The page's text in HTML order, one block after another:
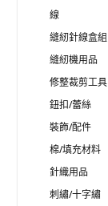
線
縫紉針線盒組
縫紉機用品
修整裁剪工具
鈕扣/蕾絲
裝飾/配件
棉/填充材料
針織用品
刺繡/十字繡